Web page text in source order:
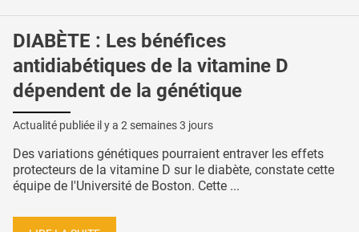
DIABÈTE : Les bénéfices
antidiabétiques de la vitamine D
dépendent de la génétique
Actualité publiée il y a 2 semaines 3 jours
Des variations génétiques pourraient entraver les effets
protecteurs de la vitamine D sur le diabète, constate cette
équipe de l'Université de Boston. Cette ...